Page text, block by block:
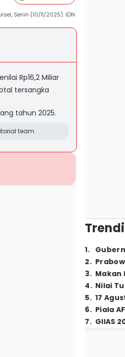
Senin (10/11/2025). IDN
Rp16,2 Miliar
tersangka
tahun 2025.
team.
1.
2.
3. Makan
4. Nilai
5. 17
6. Piala
7. GIIAS